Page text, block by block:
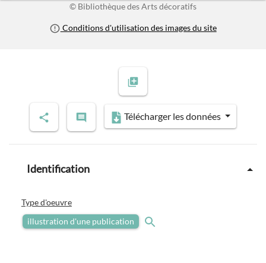
© Bibliothèque des Arts décoratifs
Conditions d'utilisation des images du site
Télécharger les données
Identification
Type d'oeuvre
illustration d'une publication